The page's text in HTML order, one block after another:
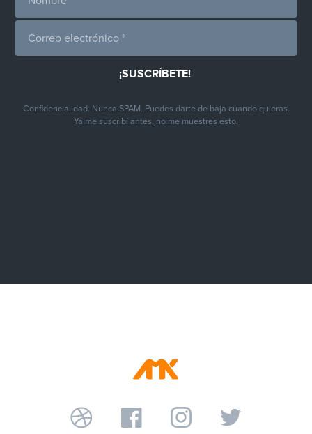
Confidencialidad. Nunca SPAM. Puedes darte de baja cuando quieras.
Ya me suscribí antes, no me muestres esto.